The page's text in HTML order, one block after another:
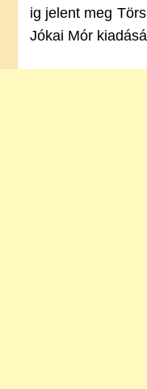
ig jelent meg
Jókai Mór